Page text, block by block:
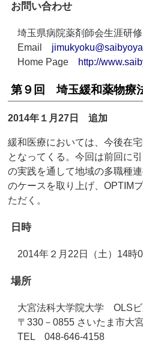
お問い合わせ
埼玉県病院薬剤師会生涯研
Email
Home Page http://
第９回 埼玉緩和薬物療
2014年１月27日 追加
緩和医療においては、今後在
となってくる。今回は前回に
の実践を通して地域の多職種
のケースを取り上げ、OPTIM
ただく。
日時
2014年２月22日（土）14時
場所
大宮法科大学院大学 OLSビ
〒330－0855 さいたま市大
TEL 048-646-4158